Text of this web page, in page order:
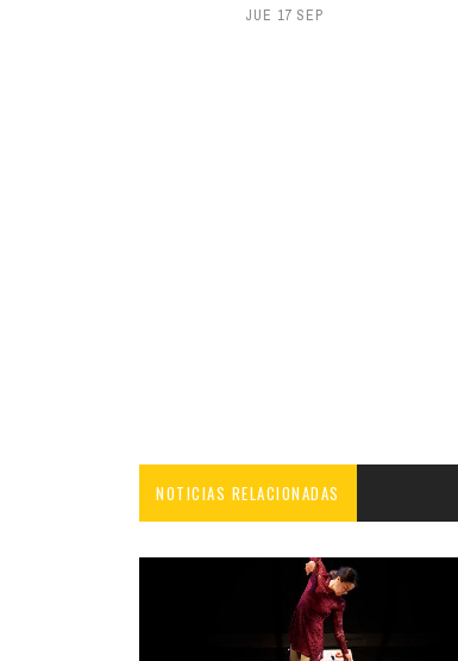
JUE 17 SEP
NOTICIAS RELACIONADAS